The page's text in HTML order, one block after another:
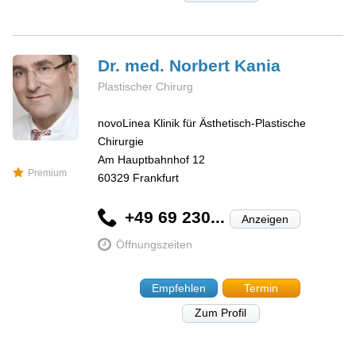
Premium
Dr. med. Norbert Kania
Plastischer Chirurg
novoLinea Klinik für Ästhetisch-Plastische
Chirurgie
Am Hauptbahnhof 12
60329 Frankfurt
+49 69 230... Anzeigen
Öffnungszeiten
Empfehlen
Termin
Zum Profil